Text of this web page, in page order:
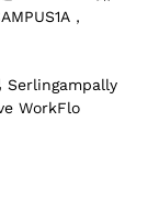
，
Serlingampally
WorkFlo